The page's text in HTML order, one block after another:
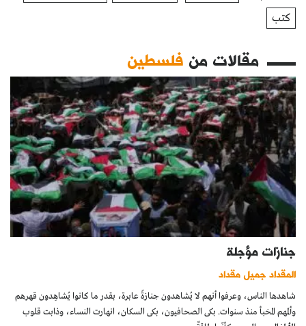
كتب
مقالات من فلسطين
جنازات مؤجلة
المقداد جميل مقداد
شاهدها الناس، وعرفوا أنهم لا يُشاهدون جنازةً عابرة، بقدر ما كانوا يُشاهِدون قهرهم
وألمهم المخبأ منذ سنوات. بكى الصحافيون، بكى السكان، انهارت النساء، وذابت قلوب